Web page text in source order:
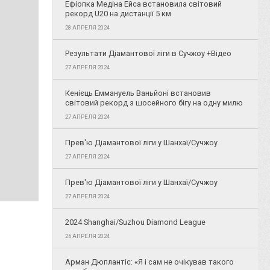
Ефіопка Медіна Ейса встановила світовий
рекорд U20 на дистанції 5 км
28 АПРЕЛЯ 2024
Результати Діамантової ліги в Сучжоу +Відео
27 АПРЕЛЯ 2024
Кенієць Еммануель Ваньйоні встановив
світовий рекорд з шосейного бігу на одну милю
27 АПРЕЛЯ 2024
Прев'ю Діамантової ліги у Шанхаї/Сучжоу
27 АПРЕЛЯ 2024
Прев'ю Діамантової ліги у Шанхаї/Сучжоу
27 АПРЕЛЯ 2024
2024 Shanghai/Suzhou Diamond League
26 АПРЕЛЯ 2024
Арман Дюплантіс: «Я і сам не очікував такого